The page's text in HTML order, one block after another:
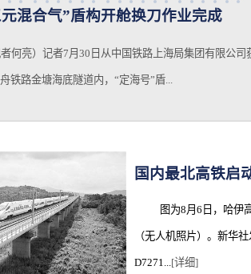
混合气”盾构开舱换刀作业完成
亮）记者7月30日从中国铁路上海局集团有限公司
路金塘海底隧道内，“定海号”盾...
国内最北高铁启
图为8月6日，哈伊
（无人机照片）。新华
D7271...[详细]